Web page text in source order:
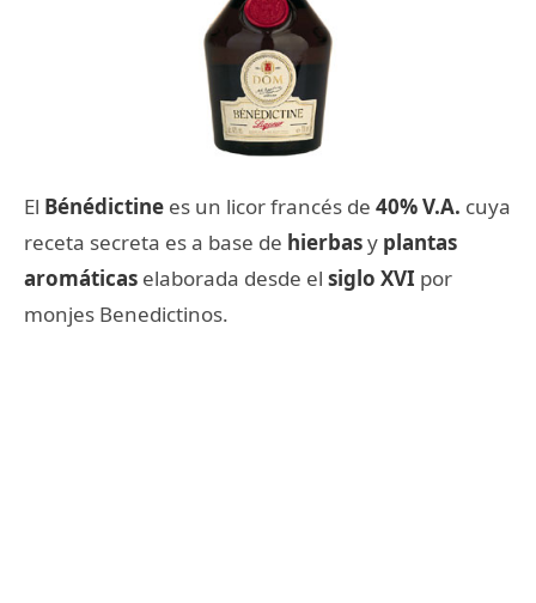
El Bénédictine es un licor francés de 40% V.A. cuya
receta secreta es a base de hierbasy plantas
aromáticas elaborada desde el siglo XVI por
monjes Benedictinos.